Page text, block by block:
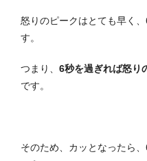
怒りのピークはとても早く
す。
つまり、 6秒を過ぎれば怒り
です。
そのため、カッとなったら